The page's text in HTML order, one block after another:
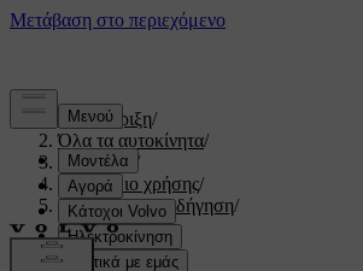
Υποστήριξη/
Όλα τα αυτοκίνητα/
V60 2022 /
Εγχειρίδιο χρήσης/
Εκκίνηση και οδήγηση/
Πυξίδα/
Πυξίδα